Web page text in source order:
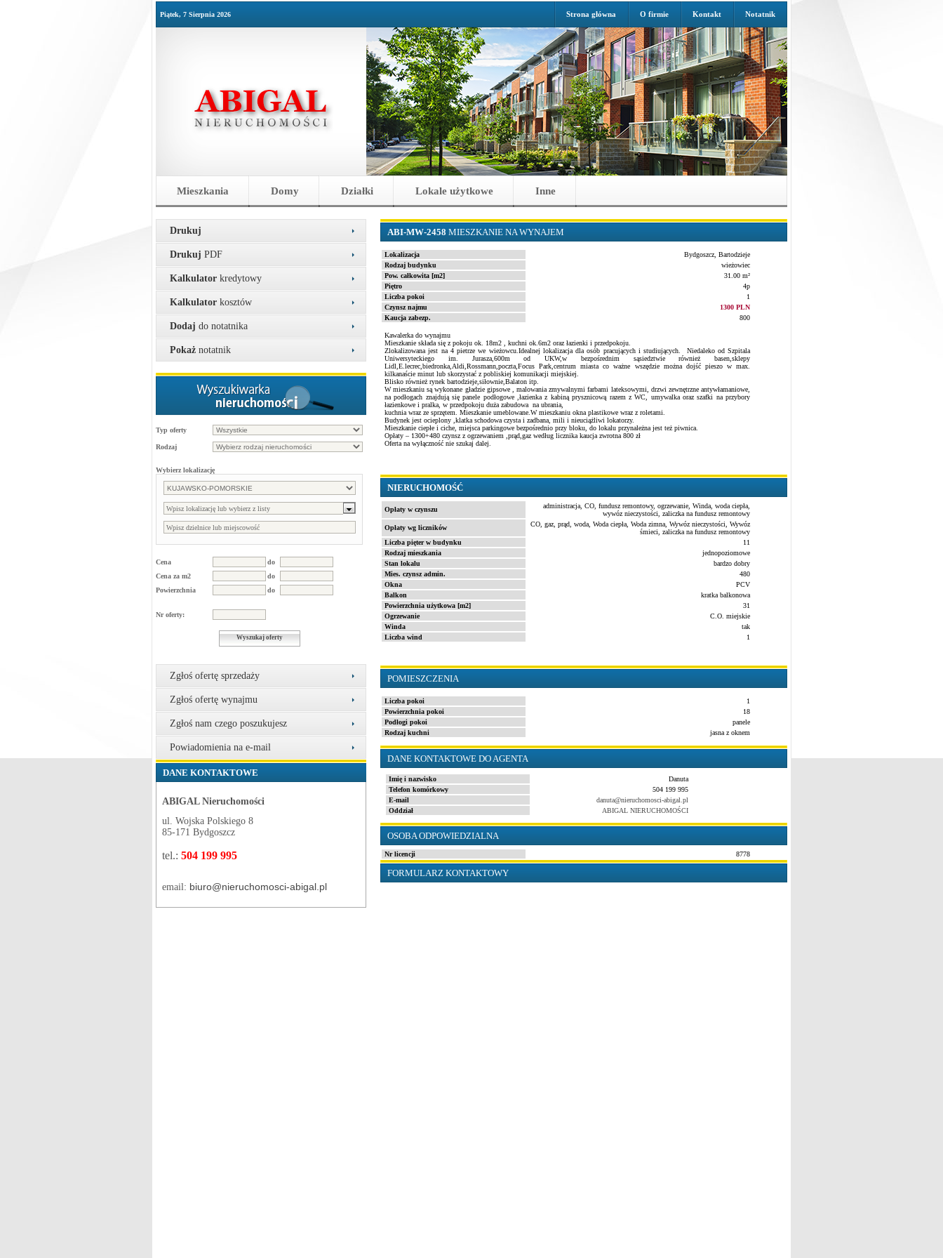
Piątek, 7 Sierpnia 2026 Strona główna O firmie Kontakt Notatnik
Mieszkania Domy Działki Lokale użytkowe Inne
Drukuj
Drukuj PDF
Kalkulator kredytowy
Kalkulator kosztów
Dodaj do notatnika
Pokaż notatnik
Typ oferty
Rodzaj
Wybierz lokalizację
Cena
do
Cena za m2
do
Powierzchnia
do
Nr oferty:
Wyszukaj oferty
Zgłoś ofertę sprzedaży
Zgłoś ofertę wynajmu
Zgłoś nam czego poszukujesz
Powiadomienia na e-mail
DANE KONTAKTOWE
ABIGAL Nieruchomości
ul. Wojska Polskiego 8
85-171 Bydgoszcz
tel.: 504 199 995
email: biuro@nieruchomosci-abigal.pl
ABI-MW-2458 MIESZKANIE NA WYNAJEM
Lokalizacja
Bydgoszcz, Bartodzieje
Rodzaj budynku
wieżowiec
Pow. całkowita [m2]
31.00 m²
Piętro
4p
Liczba pokoi
1
Czynsz najmu
1300 PLN
Kaucja zabezp.
800
Kawalerka do wynajmu
Mieszkanie składa się z pokoju ok. 18m2 , kuchni ok.6m2 oraz łazienki i przedpokoju.
Zlokalizowana jest na 4 pietrze we wieżowcu.Idealnej lokalizacja dla osób pracujących i studiujących. Niedaleko od Szpitala
Uniwersyteckiego im. Jurasza,600m od UKW,w bezpośrednim sąsiedztwie również basen,sklepy
Lidl,E.lecrec,biedronka,Aldi,Rossmann,poczta,Focus Park,centrum miasta co ważne wszędzie można dojść pieszo w max.
kilkanaście minut lub skorzystać z pobliskiej komunikacji miejskiej.
Blisko również rynek bartodzieje,siłownie,Balaton itp.
W mieszkaniu są wykonane gładzie gipsowe , malowania zmywalnymi farbami lateksowymi, drzwi zewnętrzne antywłamaniowe,
na podłogach znajdują się panele podłogowe ,łazienka z kabiną prysznicową razem z WC, umywalka oraz szafki na przybory
łazienkowe i pralka, w przedpokoju duża zabudowa na ubrania,
kuchnia wraz ze sprzętem. Mieszkanie umeblowane.W mieszkaniu okna plastikowe wraz z roletami.
Budynek jest ocieplony ,klatka schodowa czysta i zadbana, mili i nieuciążliwi lokatorzy.
Mieszkanie ciepłe i ciche, miejsca parkingowe bezpośrednio przy bloku, do lokalu przynależna jest też piwnica.
Opłaty – 1300+480 czynsz z ogrzewaniem ,prąd,gaz według licznika kaucja zwrotna 800 zł
Oferta na wyłączność nie szukaj dalej.
NIERUCHOMOŚĆ
Opłaty w czynszu
administracja, CO, fundusz remontowy, ogrzewanie, Winda, woda ciepła,
wywóz nieczystości, zaliczka na fundusz remontowy
Opłaty wg liczników
CO, gaz, prąd, woda, Woda ciepła, Woda zimna, Wywóz nieczystości, Wywóz
śmieci, zaliczka na fundusz remontowy
Liczba pięter w budynku
11
Rodzaj mieszkania
jednopoziomowe
Stan lokalu
bardzo dobry
Mies. czynsz admin.
480
Okna
PCV
Balkon
kratka balkonowa
Powierzchnia użytkowa [m2]
31
Ogrzewanie
C.O. miejskie
Winda
tak
Liczba wind
1
POMIESZCZENIA
Liczba pokoi
1
Powierzchnia pokoi
18
Podłogi pokoi
panele
Rodzaj kuchni
jasna z oknem
DANE KONTAKTOWE DO AGENTA
Imię i nazwisko
Danuta
Telefon komórkowy
504 199 995
E-mail
danuta@nieruchomosci-abigal.pl
Oddział
ABIGAL NIERUCHOMOŚCI
OSOBA ODPOWIEDZIALNA
Nr licencji 8778
FORMULARZ KONTAKTOWY